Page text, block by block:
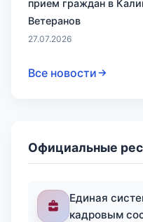
прием граждан в
Ветеранов
27.07.2026
Все новости
Официальные
Единая
кадровым